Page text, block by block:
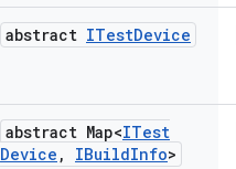
abstract ITestDevice
abstract Map<ITest
Device , IBuildInfo>